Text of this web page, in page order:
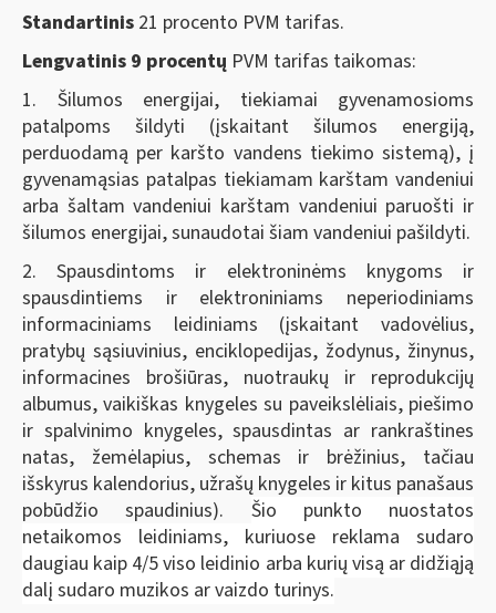
Standartinis 21 procento PVM tarifas.
Lengvatinis 9 procentų PVM tarifas taikomas:
1. Šilumos energijai, tiekiamai gyvenamosioms
patalpoms šildyti (įskaitant šilumos energiją,
perduodamą per karšto vandens tiekimo sistemą), į
gyvenamąsias patalpas tiekiamam karštam vandeniui
arba šaltam vandeniui karštam vandeniui paruošti ir
šilumos energijai, sunaudotai šiam vandeniui pašildyti.
2. Spausdintoms ir elektroninėms knygoms ir
spausdintiems ir elektroniniams neperiodiniams
informaciniams leidiniams (įskaitant vadovėlius,
pratybų sąsiuvinius, enciklopedijas, žodynus, žinynus,
informacines brošiūras, nuotraukų ir reprodukcijų
albumus, vaikiškas knygeles su paveikslėliais, piešimo
ir spalvinimo knygeles, spausdintas ar rankraštines
natas, žemėlapius, schemas ir brėžinius, tačiau
išskyrus kalendorius, užrašų knygeles ir kitus panašaus
pobūdžio spaudinius). Šio punkto nuostatos
netaikomos leidiniams, kuriuose reklama sudaro
daugiau kaip 4/5 viso leidinio arba kurių visą ar didžiąją
dalį sudaro muzikos ar vaizdo turinys.